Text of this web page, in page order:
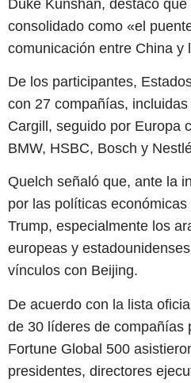
Duke Kunshan, destacó
consolidado como «el
comunicación entre China y
De los participantes,
con 27 compañías,
Cargill, seguido por Europa
BMW, HSBC, Bosch y
Quelch señaló que, ante la
por las políticas
Trump, especialmente los
europeas y
vínculos con Beijing.
De acuerdo con la lista
de 30 líderes de compañías
Fortune Global 500
presidentes, directores